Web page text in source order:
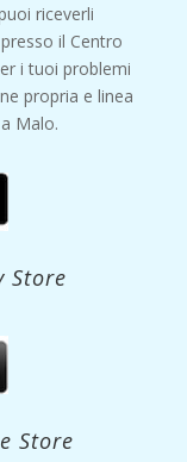
riceverli
il Centro
i tuoi problemi
propria e linea
Malo.
Store
Store